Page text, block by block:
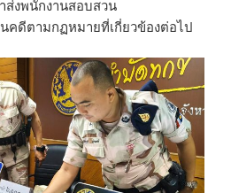
ส่งพนักงานสอบสวน
คดีตามกฏหมายที่เกี่ยวข้องต่อไป